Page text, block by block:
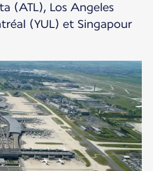
(ATL), Los Angeles
(YUL) et Singapour